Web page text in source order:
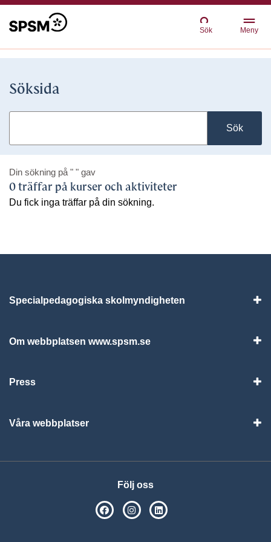
Sök Meny
Söksida
Sök
Din sökning på " " gav
0 träffar på kurser och aktiviteter
Du fick inga träffar på din sökning.
Specialpedagogiska skolmyndigheten
Om webbplatsen www.spsm.se
Press
Våra webbplatser
Följ oss
SPSM på Facebook
SPSM på Instagram